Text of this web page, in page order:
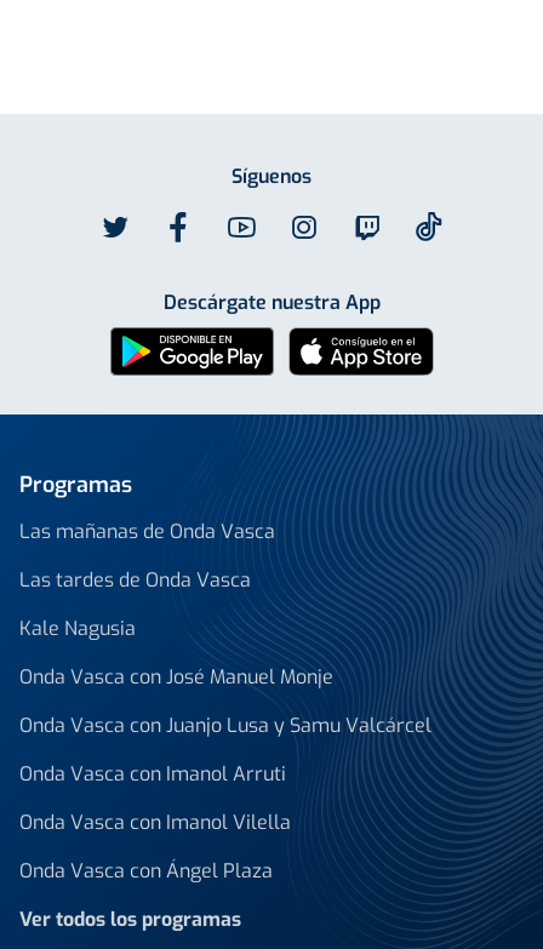
Síguenos
Descárgate nuestra App
Programas
Las mañanas de Onda Vasca
Las tardes de Onda Vasca
Kale Nagusia
Onda Vasca con José Manuel Monje
Onda Vasca con Juanjo Lusa y Samu Valcárcel
Onda Vasca con Imanol Arruti
Onda Vasca con Imanol Vilella
Onda Vasca con Ángel Plaza
Ver todos los programas